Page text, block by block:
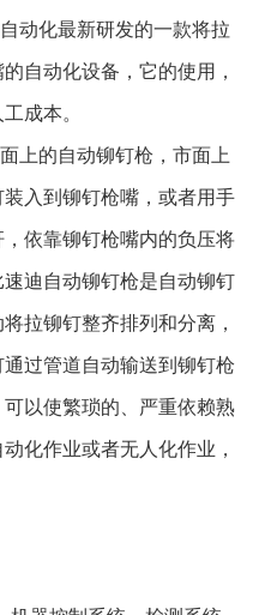
动化最新研发的一款将拉
自动化设备，它的使用，
成本。
的自动铆钉枪，市面上
入到铆钉枪嘴，或者用手
依靠铆钉枪嘴内的负压将
迪自动铆钉枪是自动铆钉
拉铆钉整齐排列和分离，
过管道自动输送到铆钉枪
以使繁琐的、严重依赖熟
化作业或者无人化作业，